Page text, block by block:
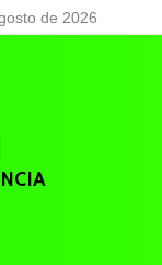
de 2026